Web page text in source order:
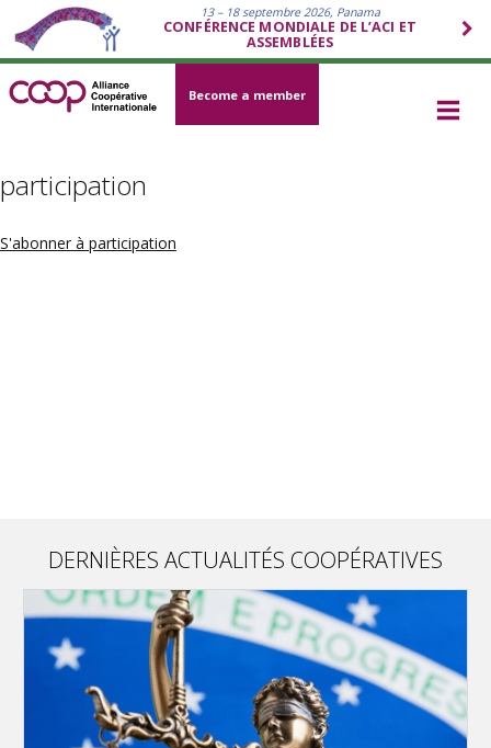
13 – 18 septembre 2026, Panama
CONFÉRENCE MONDIALE DE L’ACI ET
ASSEMBLÉES
Become a member
participation
S'abonner à participation
DERNIÈRES ACTUALITÉS COOPÉRATIVES